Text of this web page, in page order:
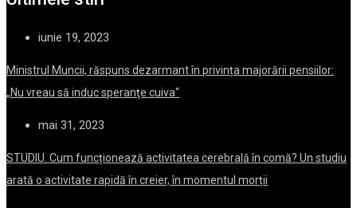
iunie 19, 2023
Ministrul Muncii, răspuns dezarmant în privința majorării pensiilor:
„Nu vreau să induc speranţe cuiva“
mai 31, 2023
STUDIU. Cum funcționează activitatea cerebrală în comă? Un studiu
arată o activitate rapidă în creier, în momentul morții